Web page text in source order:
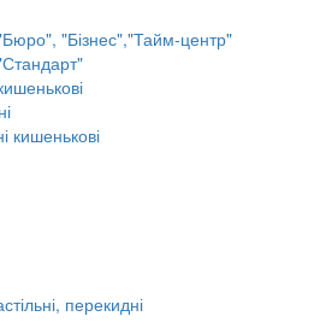
"Бізнес","Тайм-центр"
кишенькові
перекидні